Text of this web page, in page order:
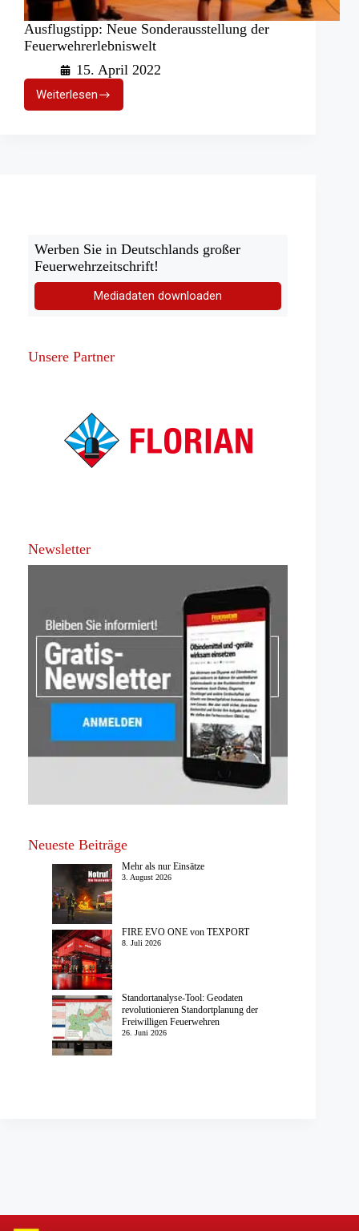
Ausflugstipp: Neue Sonderausstellung der
Feuerwehrerlebniswelt
15. April 2022
WeiterlesenAusflugstipp:
Neue
Werben Sie in Deutschlands großer
Feuerwehrzeitschrift!
Mediadaten downloaden
Unsere Partner
Newsletter
Neueste Beiträge
Mehr als nur Einsätze
3. August 2026
FIRE EVO ONE von TEXPORT
8. Juli 2026
Standortanalyse-Tool: Geodaten
revolutionieren Standortplanung der
Freiwilligen Feuerwehren
26. Juni 2026